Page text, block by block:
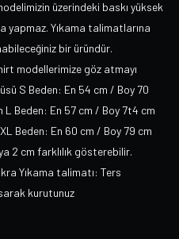
üzerindeki baskı yüksek
Yıkama talimatlarına
bir üründür.
modellerimize göz atmayı
S Beden: En 54 cm / Boy 70
L Beden: En 57 cm / Boy 7t4 cm
Beden: En 60 cm / Boy 79 cm
2 cm farklılık gösterebilir.
Yıkama talimatı: Ters
kurutunuz